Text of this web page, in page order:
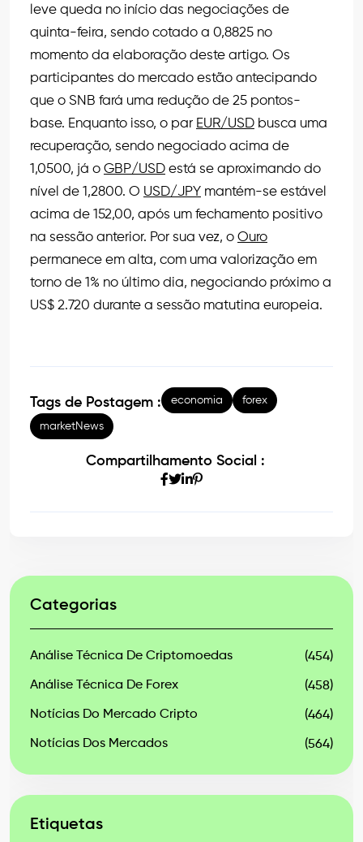
leve queda no início das negociações de
quinta-feira, sendo cotado a 0,8825 no
momento da elaboração deste artigo. Os
participantes do mercado estão antecipando
que o SNB fará uma redução de 25 pontos-
base. Enquanto isso, o par EUR/USD busca uma
recuperação, sendo negociado acima de
1,0500, já o GBP/USD está se aproximando do
nível de 1,2800. O USD/JPY mantém-se estável
acima de 152,00, após um fechamento positivo
na sessão anterior. Por sua vez, o Ouro
permanece em alta, com uma valorização em
torno de 1% no último dia, negociando próximo a
US$ 2.720 durante a sessão matutina europeia.
Tags de Postagem : economia forex
marketNews
Compartilhamento Social :
Categorias
Análise Técnica De Criptomoedas (454)
Análise Técnica De Forex (458)
Notícias Do Mercado Cripto (464)
Notícias Dos Mercados (564)
Etiquetas